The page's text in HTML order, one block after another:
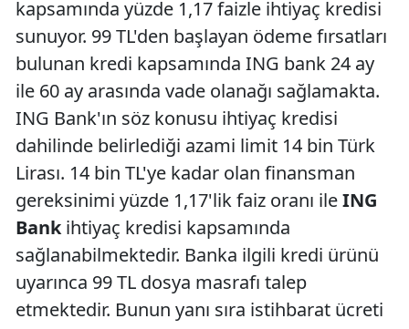
kapsamında yüzde 1,17 faizle ihtiyaç kredisi
sunuyor. 99 TL'den başlayan ödeme fırsatları
bulunan kredi kapsamında ING bank 24 ay
ile 60 ay arasında vade olanağı sağlamakta.
ING Bank'ın söz konusu ihtiyaç kredisi
dahilinde belirlediği azami limit 14 bin Türk
Lirası. 14 bin TL'ye kadar olan finansman
gereksinimi yüzde 1,17'lik faiz oranı ileING
Bankihtiyaç kredisi kapsamında
sağlanabilmektedir. Banka ilgili kredi ürünü
uyarınca 99 TL dosya masrafı talep
etmektedir. Bunun yanı sıra istihbarat ücreti